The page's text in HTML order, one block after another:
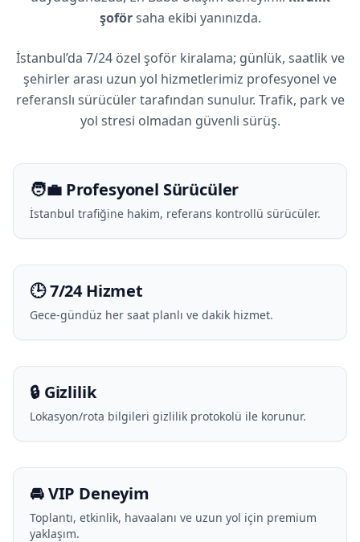
şoförsaha ekibi yanınızda.
İstanbul’da 7/24 özel şoför kiralama; günlük, saatlik ve
şehirler arası uzun yol hizmetlerimiz profesyonel ve
referanslı sürücüler tarafından sunulur. Trafik, park ve
yol stresi olmadan güvenli sürüş.
🧑‍💼 Profesyonel Sürücüler
İstanbul trafiğine hakim, referans kontrollü sürücüler.
🕒 7/24 Hizmet
Gece-gündüz her saat planlı ve dakik hizmet.
🔒 Gizlilik
Lokasyon/rota bilgileri gizlilik protokolü ile korunur.
🚘 VIP Deneyim
Toplantı, etkinlik, havaalanı ve uzun yol için premium
yaklaşım.